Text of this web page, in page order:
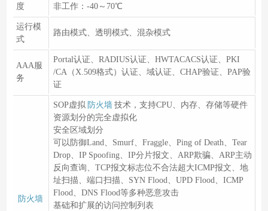
度
非工作：-40～70℃
运行模
式
路由模式、透明模式、混杂模式
AAA服
务
Portal认证、RADIUS认证、HWTACACS认证、PKI
/CA（X.509格式）认证、域认证、CHAP验证、PAP验
证
防火墙
SOP虚拟 防火墙 技术，支持CPU、内存、存储等硬件
资源划分的完全虚拟化
安全区域划分
可以防御Land、Smurf、Fraggle、Ping of Death、Tear
Drop、IP Spoofing、IP分片报文、ARP欺骗、ARP主动
反向查询、TCP报文标志位不合法超大ICMP报文、地
址扫描、端口扫描、SYN Flood、UPD Flood、ICMP
Flood、DNS Flood等多种恶意攻击
基础和扩展的访问控制列表